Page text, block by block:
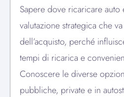
Sapere dove ricaricare auto
valutazione strategica che
dell’acquisto, perché
tempi di ricarica e
Conoscere le diverse
pubbliche, private e in